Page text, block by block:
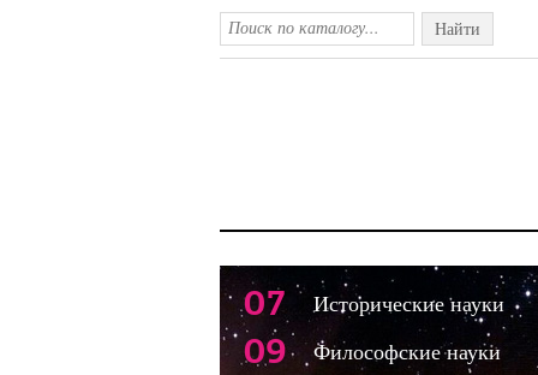
Найти
07 Исторические науки
09 Философские науки